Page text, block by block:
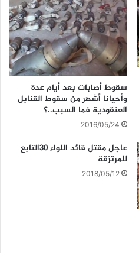
سقوط أصابات بعد أيام عدة
وأحيانا أشهر من سقوط القنابل
العنقودية فما السبب..؟
2016/05/24
عاجل مقتل قائد اللواء ٣٠التابع
للمرتزقة
2018/05/12